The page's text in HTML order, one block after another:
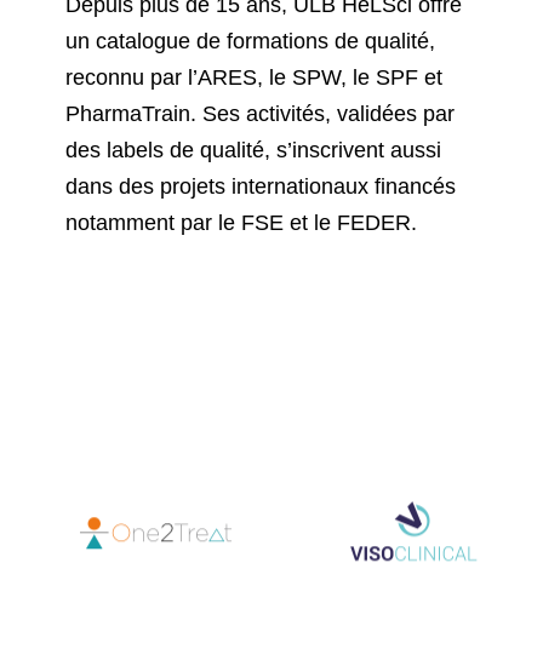
un catalogue de formations de qualité,
reconnu par l’ARES, le SPW, le SPF et
PharmaTrain. Ses activités, validées par
des labels de qualité, s’inscrivent aussi
dans des projets internationaux financés
notamment par le FSE et le FEDER.